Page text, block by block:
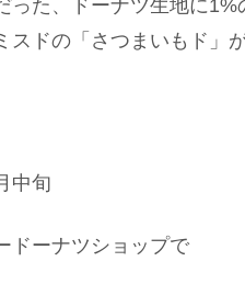
った、ドーナツ生地に
スドの「さつまいもド」
中旬
ドーナツショップで